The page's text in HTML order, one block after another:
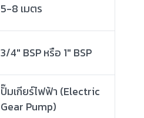
5-8 เมตร
3/4" BSP หรือ 1" BSP
ปั๊มเกียร์ไฟฟ้า (Electric
Gear Pump)